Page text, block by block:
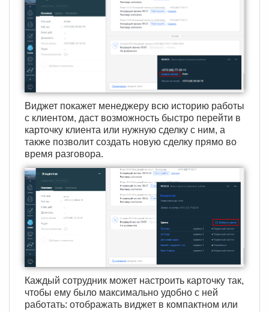
Виджет покажет менеджеру всю историю работы
с клиентом, даст возможность быстро перейти в
карточку клиента или нужную сделку с ним, а
также позволит создать новую сделку прямо во
время разговора.
Каждый сотрудник может настроить карточку так,
чтобы ему было максимально удобно с ней
работать: отображать виджет в компактном или